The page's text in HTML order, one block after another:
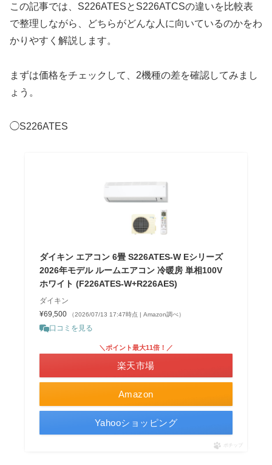
この記事では、S226ATESとS226ATCSの違いを比較表
で整理しながら、どちらがどんな人に向いているのかをわ
かりやすく解説します。
まずは価格をチェックして、2機種の差を確認してみまし
ょう。
◯S226ATES
ダイキン エアコン 6畳 S226ATES-W Eシリーズ
2026年モデル ルームエアコン 冷暖房 単相100V
ホワイト (F226ATES-W+R226AES)
ダイキン
¥69,500
（2026/07/13 17:47時点 | Amazon調べ）
口コミを見る
Amazon
＼ポイント最大11倍！／
楽天市場
Yahooショッピング
ポチップ